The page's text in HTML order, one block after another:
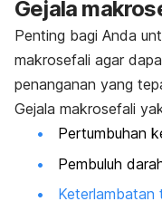
Gejala
Penting bagi Anda
makrosefali agar
penanganan yang
Gejala makrosefali
Pertumbuhan
Pembuluh
Keterlambatan